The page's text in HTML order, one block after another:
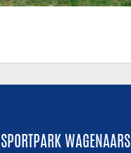
SPORTPARK WAGENAARS